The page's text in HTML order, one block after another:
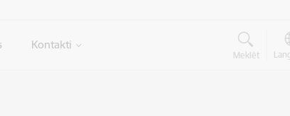
Kontakti
Meklēt